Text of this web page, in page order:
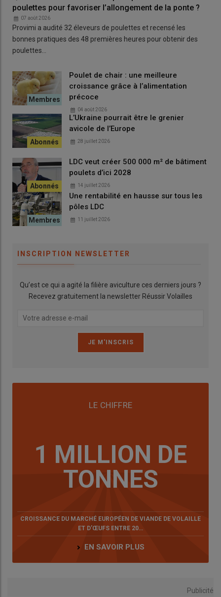
poulettes pour favoriser l’allongement de la ponte ?
07 août 2026
Provimi a audité 32 éleveurs de poulettes et recensé les
bonnes pratiques des 48 premières heures pour obtenir des
poulettes…
Poulet de chair : une meilleure
croissance grâce à l’alimentation
précoce
04 août 2026
L’Ukraine pourrait être le grenier
avicole de l’Europe
28 juillet 2026
LDC veut créer 500 000 m² de bâtiment
poulets d’ici 2028
14 juillet 2026
Une rentabilité en hausse sur tous les
pôles LDC
11 juillet 2026
INSCRIPTION NEWSLETTER
Qu’est ce qui a agité la filière aviculture ces derniers jours ?
Recevez gratuitement la newsletter Réussir Volailles
LE CHIFFRE
1 MILLION DE
TONNES
CROISSANCE DU MARCHÉ EUROPÉEN DE VIANDE DE VOLAILLE
ET D’ŒUFS ENTRE 20…
EN SAVOIR PLUS
Publicité